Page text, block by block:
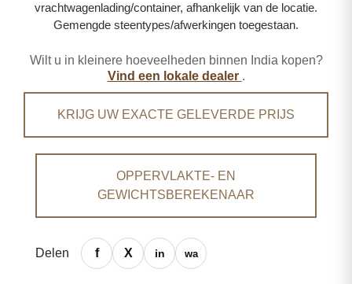
vrachtwagenlading/container, afhankelijk van de locatie.
Gemengde steentypes/afwerkingen toegestaan.
Wilt u in kleinere hoeveelheden binnen India kopen?
Vind een lokale dealer .
KRIJG UW EXACTE GELEVERDE PRIJS
OPPERVLAKTE- EN
GEWICHTSBEREKENAAR
Delen